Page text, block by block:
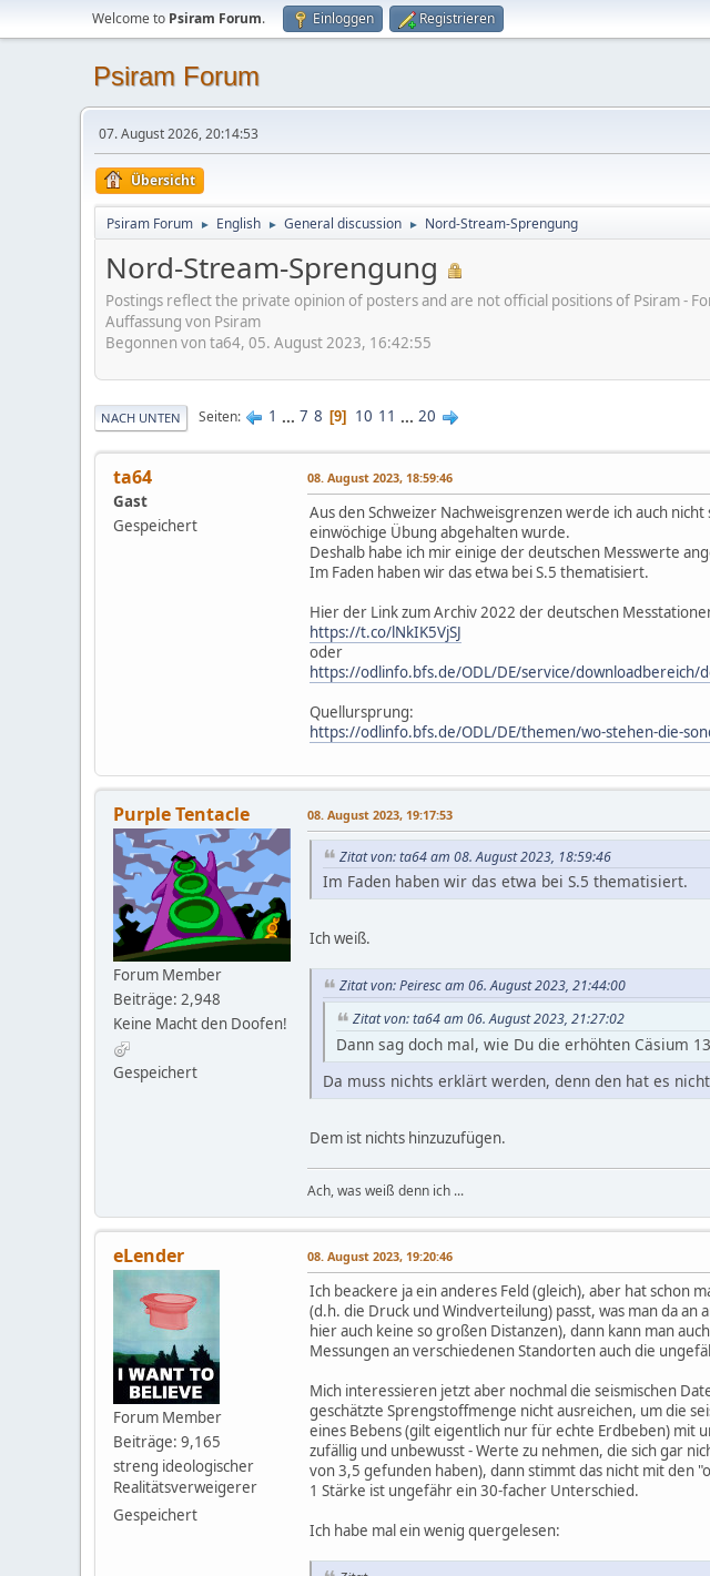
Welcome to Psiram Forum. Einloggen Registrieren
Psiram Forum
07. August 2026, 20:14:53
Übersicht
Psiram Forum ► English ► General discussion ► Nord-Stream-Sprengung
Nord-Stream-Sprengung
Postings reflect the private opinion of posters and are not official positions of Psiram
Auffassung von Psiram
Begonnen von ta64, 05. August 2023, 16:42:55
NACH UNTEN Seiten 1 ... 7 8 9 10 11 ... 20
ta64
Gast
Gespeichert
08. August 2023, 18:59:46
Aus den Schweizer Nachweisgrenzen werde ich auch
einwöchige Übung abgehalten wurde.
Deshalb habe ich mir einige der deutschen Messwerte
Im Faden haben wir das etwa bei S.5 thematisiert.
Hier der Link zum Archiv 2022 der deutschen
https://t.co/lNkIK5VjSJ
oder
https://odlinfo.bfs.de/ODL/DE/service/downloadbereich/
Quellursprung:
https://odlinfo.bfs.de/ODL/DE/themen/wo-stehen-die-
Purple Tentacle
Forum Member
Beiträge: 2,948
Keine Macht den Doofen!
Gespeichert
08. August 2023, 19:17:53
Zitat von: ta64 am 08. August 2023, 18:59:46
Im Faden haben wir das etwa bei S.5 thematisiert.
Ich weiß.
Zitat von: Peiresc am 06. August 2023, 21:44:00
Zitat von: ta64 am 06. August 2023, 21:27:02
Dann sag doch mal, wie Du die erhöhten Cäsium
Da muss nichts erklärt werden, denn den hat es
Dem ist nichts hinzuzufügen.
Ach, was weiß denn ich ...
eLender
Forum Member
Beiträge: 9,165
streng ideologischer
Realitätsverweigerer
Gespeichert
08. August 2023, 19:20:46
Ich beackere ja ein anderes Feld (gleich), aber hat schon
(d.h. die Druck und Windverteilung) passt, was man da
hier auch keine so großen Distanzen), dann kann man
Messungen an verschiedenen Standorten auch die
Mich interessieren jetzt aber nochmal die seismischen
geschätzte Sprengstoffmenge nicht ausreichen, um die
eines Bebens (gilt eigentlich nur für echte Erdbeben) mit
zufällig und unbewusst - Werte zu nehmen, die sich gar
von 3,5 gefunden haben), dann stimmt das nicht mit den
1 Stärke ist ungefähr ein 30-facher Unterschied.
Ich habe mal ein wenig quergelesen: